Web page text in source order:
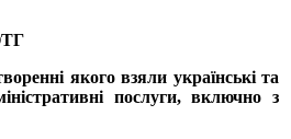
якого взяли українські та
послуги, включно з